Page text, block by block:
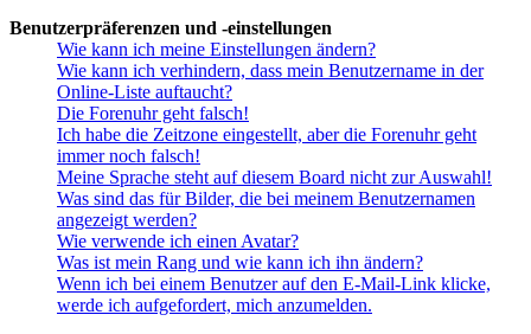
Benutzerpräferenzen und -einstellungen
Wie kann ich meine Einstellungen ändern?
Wie kann ich verhindern, dass mein Benutzername in der
Online-Liste auftaucht?
Die Forenuhr geht falsch!
Ich habe die Zeitzone eingestellt, aber die Forenuhr geht
immer noch falsch!
Meine Sprache steht auf diesem Board nicht zur Auswahl!
Was sind das für Bilder, die bei meinem Benutzernamen
angezeigt werden?
Wie verwende ich einen Avatar?
Was ist mein Rang und wie kann ich ihn ändern?
Wenn ich bei einem Benutzer auf den E-Mail-Link klicke,
werde ich aufgefordert, mich anzumelden.